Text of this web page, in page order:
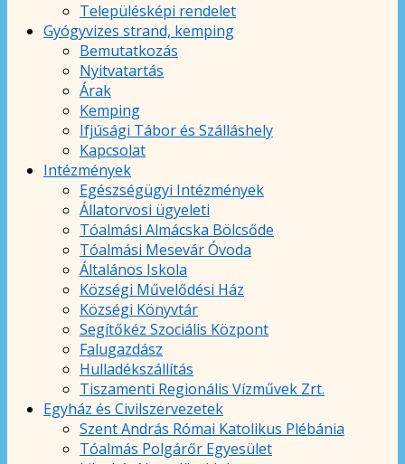
Településképi rendelet
Gyógyvizes strand, kemping
Bemutatkozás
Nyitvatartás
Árak
Kemping
Ifjúsági Tábor és Szálláshely
Kapcsolat
Intézmények
Egészségügyi Intézmények
Állatorvosi ügyeleti
Tóalmási Almácska Bölcsőde
Tóalmási Mesevár Óvoda
Általános Iskola
Községi Művelődési Ház
Községi Könyvtár
Segítőkéz Szociális Központ
Falugazdász
Hulladékszállítás
Tiszamenti Regionális Vízművek Zrt.
Egyház és Civilszervezetek
Szent András Római Katolikus Plébánia
Tóalmás Polgárőr Egyesület